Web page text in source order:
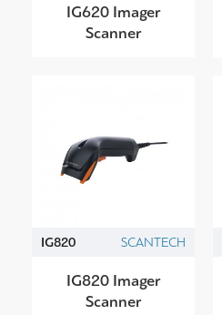
IG620 Imager
Scanner
IG820 SCANTECH
IG820 Imager
Scanner